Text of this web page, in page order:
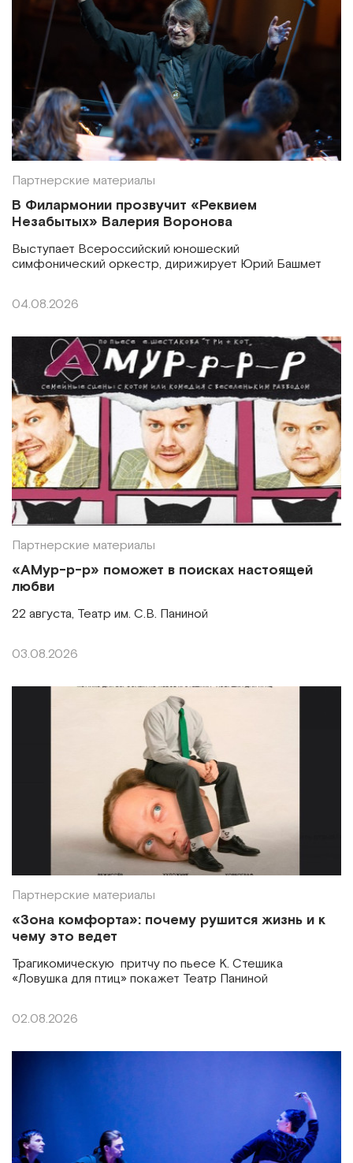
Партнерские материалы
В Филармонии прозвучит «Реквием
Незабытых» Валерия Воронова
Выступает Всероссийский юношеский
симфонический оркестр, дирижирует Юрий Башмет
04.08.2026
Партнерские материалы
«АМур-р-р» поможет в поисках настоящей
любви
22 августа, Театр им. С.В. Паниной
03.08.2026
Партнерские материалы
«Зона комфорта»: почему рушится жизнь и к
чему это ведет
Трагикомическую притчу по пьесе К. Стешика
«Ловушка для птиц» покажет Театр Паниной
02.08.2026